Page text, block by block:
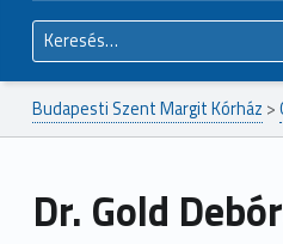
Keresés:
Budapesti Szent Margit Kórház >
Dr. Gold